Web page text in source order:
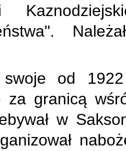
swoje od
za granicą
w